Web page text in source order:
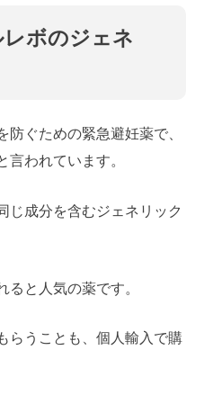
ボのジェネ
防ぐための緊急避妊薬で、
言われています。
じ成分を含むジェネリック
ると人気の薬です。
らうことも、個人輸入で購